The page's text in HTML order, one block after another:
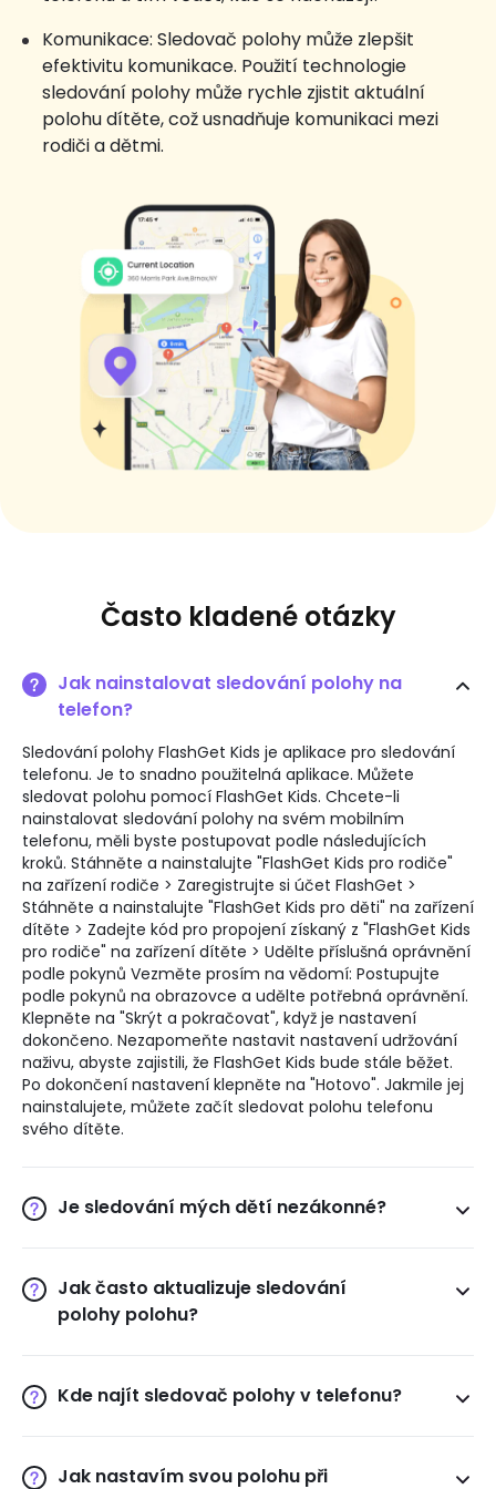
Komunikace: Sledovač polohy může zlepšit
efektivitu komunikace. Použití technologie
sledování polohy může rychle zjistit aktuální
polohu dítěte, což usnadňuje komunikaci mezi
rodiči a dětmi.
Často kladené otázky
Jak nainstalovat sledování polohy na
telefon?
Sledování polohy FlashGet Kids je aplikace pro sledování
telefonu. Je to snadno použitelná aplikace. Můžete
sledovat polohu pomocí FlashGet Kids. Chcete-li
nainstalovat sledování polohy na svém mobilním
telefonu, měli byste postupovat podle následujících
kroků. Stáhněte a nainstalujte "FlashGet Kids pro rodiče"
na zařízení rodiče > Zaregistrujte si účet FlashGet >
Stáhněte a nainstalujte "FlashGet Kids pro děti" na zařízení
dítěte > Zadejte kód pro propojení získaný z "FlashGet Kids
pro rodiče" na zařízení dítěte > Udělte příslušná oprávnění
podle pokynů Vezměte prosím na vědomí: Postupujte
podle pokynů na obrazovce a udělte potřebná oprávnění.
Klepněte na "Skrýt a pokračovat", když je nastavení
dokončeno. Nezapomeňte nastavit nastavení udržování
naživu, abyste zajistili, že FlashGet Kids bude stále běžet.
Po dokončení nastavení klepněte na "Hotovo". Jakmile jej
nainstalujete, můžete začít sledovat polohu telefonu
svého dítěte.
Je sledování mých dětí nezákonné?
jejich bezpečnost a pohodu. Jako rodič mají povinnost
chránit bezpečnost svých dětí. Ale pokud jde o sledování,
je důležité, abyste si před použitím FlashGet Kids promluvili
se svými dětmi. A rodiče i děti by měli stanovit hranice a
Jak často aktualizuje sledování
polohy polohu?
závisí na tom, kde se vaše děti nacházejí. Sledovač polohy
na FlashGet Kids může aktualizovat v reálném čase.
Kdykoli můžete získat aktuální polohu svých dětí. Když je
Kde najít sledovač polohy v telefonu?
Maps s využitím technologie GPS sledování. Přejděte do
aplikace FlashGet Kids > Živá poloha. Uvidíte polohu
Jak nastavím svou polohu při